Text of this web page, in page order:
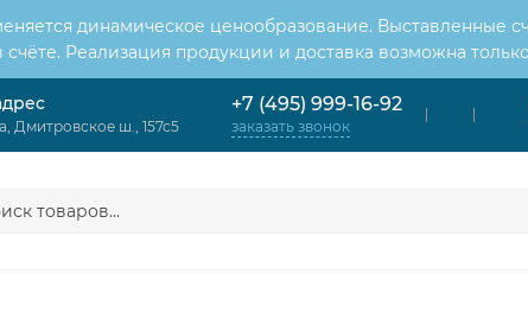
динамическое ценообразование. Выставленные
Реализация продукции и доставка возможна
Дмитровское ш., 157с5
+7 (495) 999-16-92
заказать звонок